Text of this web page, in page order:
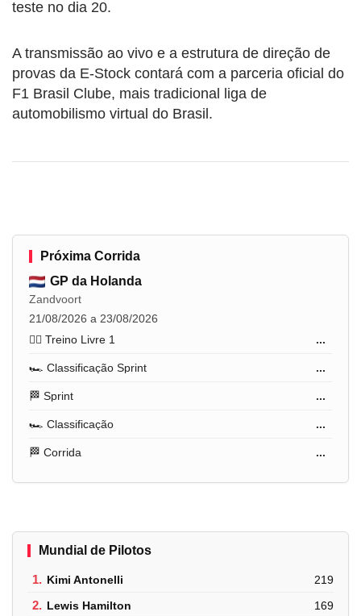
teste no dia 20.
A transmissão ao vivo e a estrutura de direção de
provas da E-Stock contará com a parceria oficial do
F1 Brasil Clube, mais tradicional liga de
automobilismo virtual do Brasil.
Próxima Corrida
GP da Holanda
Zandvoort
21/08/2026 a 23/08/2026
🏋️‍♂️ Treino Livre 1
...
🏎️ Classificação Sprint ...
🏁 Sprint ...
🏎️ Classificação ...
🏁 Corrida ...
Mundial de Pilotos
1. Kimi Antonelli 219
2. Lewis Hamilton 169